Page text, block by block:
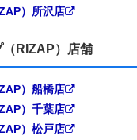
）所沢店
RIZAP）店舗
）船橋店
）千葉店
）松戸店